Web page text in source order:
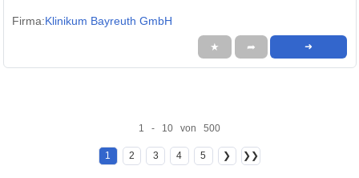
Firma:Klinikum Bayreuth GmbH
★ ➦ ➜
1 - 10 von 500
1 2 3 4 5 ❯ ❯❯